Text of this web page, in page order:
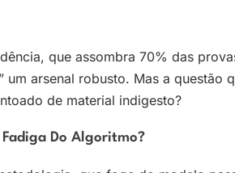
que assombra 70% das
um arsenal robusto. Mas a questão
de material indigesto?
Do Algoritmo?